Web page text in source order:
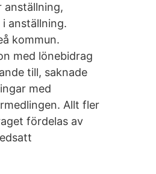
anställning,
anställning.
kommun.
med lönebidrag
till, saknade
med
Allt fler
fördelas av